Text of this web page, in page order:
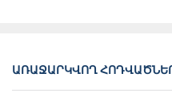
ԱՌԱՋԱՐԿՎՈՂ